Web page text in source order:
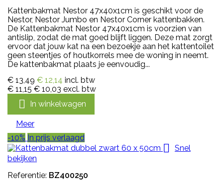
Kattenbakmat Nestor 47x40x1cm is geschikt voor de
Nestor, Nestor Jumbo en Nestor Corner kattenbakken.
De Kattenbakmat Nestor 47x40x1cm is voorzien van
antislip, zodat de mat goed blijft liggen. Deze mat zorgt
ervoor dat jouw kat na een bezoekje aan het kattentoilet
geen steentjes of houtkorrels mee de woning in neemt.
De kattenbakmat plaats je eenvoudig...
€ 13,49 € 12,14 incl. btw
€ 11,15 € 10,03 excl. btw
 In winkelwagen
Meer
-10% In prijs verlaagd

Snel
bekijken
Referentie: BZ400250